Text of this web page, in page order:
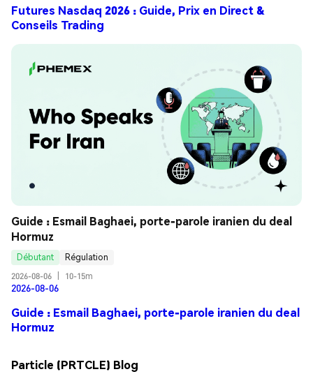
Futures Nasdaq 2026 : Guide, Prix en Direct &
Conseils Trading
Guide : Esmail Baghaei, porte-parole iranien du deal
Hormuz
Débutant
Régulation
2026-08-06
10-15m
2026-08-06
Guide : Esmail Baghaei, porte-parole iranien du deal
Hormuz
Particle (PRTCLE) Blog